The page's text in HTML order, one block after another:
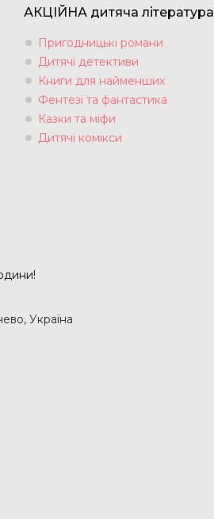
АКЦІЙНА дитяча література
Пригодницькі романи
Дитячі детективи
Книги для найменших
Фентезі та фантастика
Казки та міфи
Дитячі комікси
Україна